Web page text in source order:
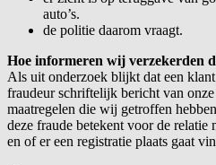
auto’s.
de politie daarom vraagt.
Hoe informeren wij verzekerden
Als uit onderzoek blijkt dat een
fraudeur schriftelijk bericht van
maatregelen die wij getroffen
deze fraude betekent voor de relatie
en of er een registratie plaats gaat